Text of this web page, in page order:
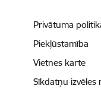
Privātuma
Piekļūstamība
Vietnes karte
Sīkdatņu izvēles